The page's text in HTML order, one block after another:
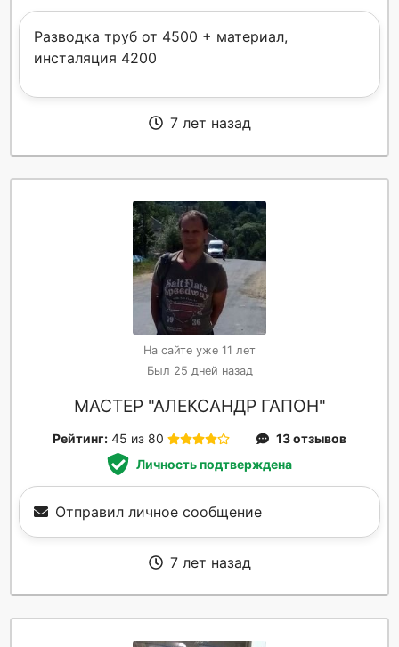
Разводка труб от 4500 + материал,
инсталяция 4200
7 лет назад
На сайте уже 11 лет
Был 25 дней назад
МАСТЕР "АЛЕКСАНДР ГАПОН"
Рейтинг: 45 из 80
13 отзывов
Личность подтверждена
Отправил личное сообщение
7 лет назад